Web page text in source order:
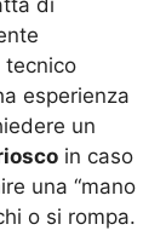
di
tecnico
esperienza
un
in caso
una “mano
o si rompa.